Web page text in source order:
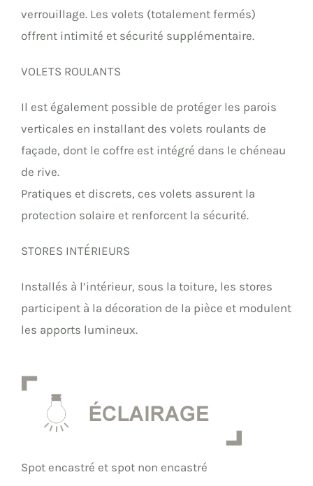
verrouillage. Les volets (totalement fermés)
offrent intimité et sécurité supplémentaire.
VOLETS ROULANTS
Il est également possible de protéger les parois
verticales en installant des volets roulants de
façade, dont le coffre est intégré dans le chéneau
de rive.
Pratiques et discrets, ces volets assurent la
protection solaire et renforcent la sécurité.
STORES INTÉRIEURS
Installés à l’intérieur, sous la toiture, les stores
participent à la décoration de la pièce et modulent
les apports lumineux.
Spot encastré et spot non encastré